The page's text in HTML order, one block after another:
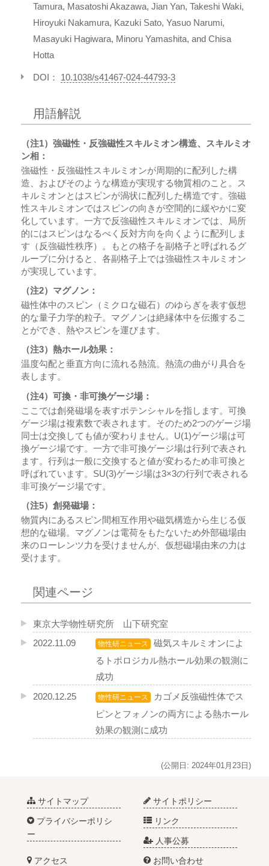
Tamura, Masatoshi Akazawa, Jian Yan, Takeshi Waki,
Hiroyuki Nakamura, Kazuki Sato, Yasuo Narumi,
Masayuki Hagiwara, Minoru Yamashita, and Chisa
Hotta
DOI： 10.1038/s41467-024-44793-3
用語解説
（注1）強磁性・反強磁性スキルミオン構造、スキルミオ
ン相：
強磁性・反強磁性スキルミオンが周期的に配列した構
造、およびそのような構造が実現する物質相のこと。ス
キルミオンとはスピンが渦状に配列した構造です。強磁
性スキルミオンではスピンの向きが空間的に緩やかに変
化しています。一方で反強磁性スキルミオンでは、局所
的にはスピンはなるべく反対方向を向くように配列しま
す（反強磁性秩序）。もとの格子を副格子と呼ばれるグ
ループに分けると、各副格子上では強磁性スキルミオン
が実現しています。
（注2）マグノン：
磁性体中のスピン（ミクロな磁石）のゆらぎを表す仮想
的な量子力学的粒子。マグノンは絶縁体中を伝搬するこ
とができ、熱やスピンを運びます。
（注3）熱ホール効果：
温度勾配と垂直方向に流れる熱流。熱流の曲がり具合を
表します。
（注4）可換・非可換ゲージ場：
ここでは創発磁場を表すポテンシャルを指します。可換
ゲージ場は複素数で表されます。そのため2つのゲージ場
同士は交換しても値が変わりません。U(1)ゲージ場は可
換ゲージ場です。一方で非可換ゲージ場は行列で表され
ます。行列は一般に交換すると値が変わるため非可換と
呼ばれています。SU(3)ゲージ場は3×3の行列で表される
非可換ゲージ場です。
（注5）創発磁場：
物質内にあるスピン間相互作用や磁気構造から生じる仮
想的な磁場。マグノンは電荷をもたないため外部磁場由
来のローレンツ力を受けませんが、仮想磁場由来の力は
受けます。
関連ページ
東京大学物性研究所 山下研究室
2022.11.09
物性研ニュース
磁気スキルミオンによ
るトポロジカル熱ホール効果の観測に
成功
2020.12.25
物性研ニュース
カゴメ反強磁性体でス
ピンとフォノンの両方による熱ホール
効果の観測に成功
(公開日: 2024年01月23日)
サイトマップ サイトポリシー
プライバシーポリシ
ー
リンク
人事公募
アクセス お問い合わせ